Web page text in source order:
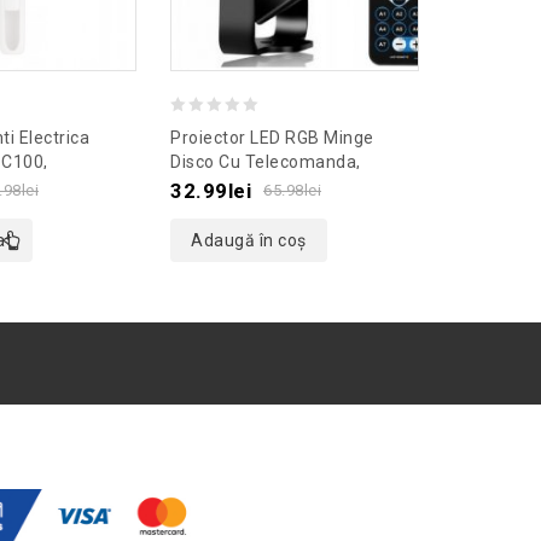
Electrica
Alb
lei
out
of
Proiector LED RGB Minge
Disco Cu Telecomanda,
Gonga®, Culoaremodel Negru
65.98lei
32.99lei
Adaugă în coș